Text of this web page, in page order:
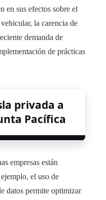
en sus efectos sobre el
la carencia de
demanda de
de prácticas
privada a
Pacífica
empresas están
el uso de
datos permite optimizar